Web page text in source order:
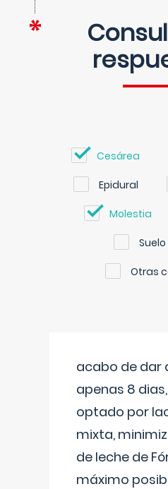
Cesárea
Epidural
Molestia
Otras
acabo de dar
apenas 8
optado por
mixta,
de leche de
máximo